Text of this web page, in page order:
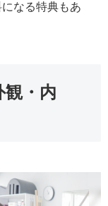
なる特典もあ
観・内